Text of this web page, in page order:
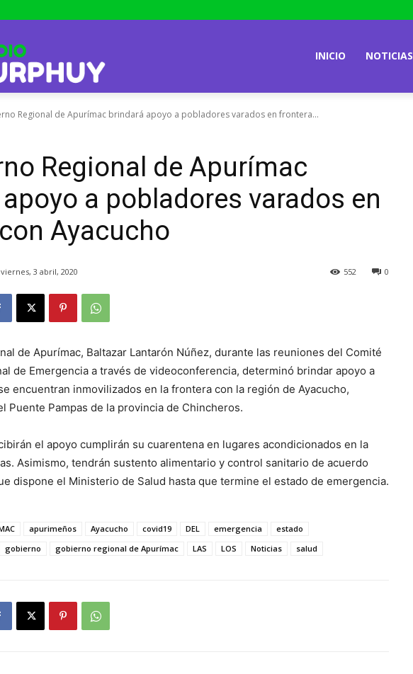
INICIO NOTICIAS
Regional de Apurímac brindará apoyo a pobladores varados en frontera...
Regional de Apurímac
a pobladores varados en
Ayacucho
viernes, 3 abril, 2020 0
552
de Apurímac, Baltazar Lantarón Núñez, durante las reuniones del Comité
de Emergencia a través de videoconferencia, determinó brindar apoyo a
encuentran inmovilizados en la frontera con la región de Ayacucho,
Puente Pampas de la provincia de Chincheros.
el apoyo cumplirán su cuarentena en lugares acondicionados en la
Asimismo, tendrán sustento alimentario y control sanitario de acuerdo
dispone el Ministerio de Salud hasta que termine el estado de emergencia.
apurimeños Ayacucho covid19 DEL emergencia
estado
gobierno gobierno regional de Apurímac LAS LOS Noticias salud